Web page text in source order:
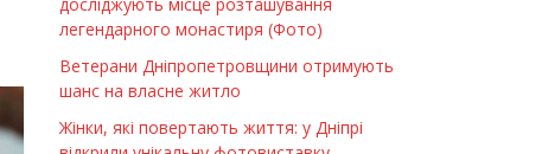
легендарного монастиря (Фото)
Ветерани Дніпропетровщини отримують
шанс на власне житло
Жінки, які повертають життя: у Дніпрі